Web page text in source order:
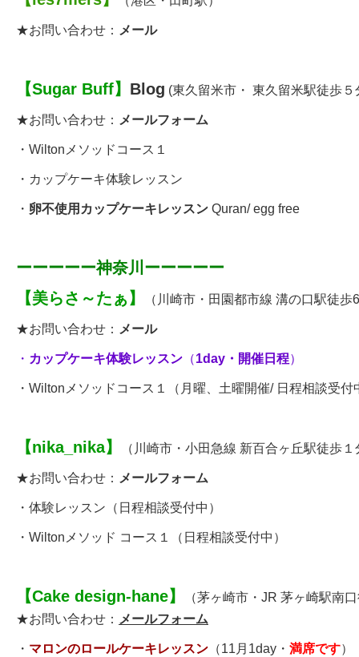
★お問い合わせ： メール
【Sugar Buff】 Blog (東久留米市・ 東久留米駅徒歩５
★お問い合わせ： メールフォーム
・ Wiltonメソッドコース１
・ カップケーキ体験レッスン
・ 卵不使用カップケーキレッスン Quran/ egg free
ーーーーー神奈川ーーーーー
【美らさ～たぁ 】 （川崎市・田園都市線 溝の口駅徒歩
★お問い合わせ： メール
・ カップケーキ体験レッスン （1day ・開催日程）
・ Wiltonメソッドコース１ （ 月曜、土曜開催/ 日程相談受付
【nika_nika】 （川崎市・小田急線 新百合ヶ丘駅徒歩１
★お問い合わせ： メールフォーム
・ 体験レッスン （日程相談受付中）
・ Wiltonメソッド コース１ （日程相談受付中）
【Cake design-hane】
（茅ヶ崎市・JR 茅ヶ崎駅南
★お問い合わせ： メールフォーム
・ マロンのロールケーキレッスン （11月1day・ 満席です）